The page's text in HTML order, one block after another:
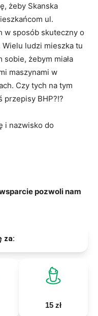
żeby Skanska
ul.
w sposób skuteczny o
ludzi mieszka tu
sobie, żebym miała
maszynami w
Czy tych na tym
przepisy BHP?!?
i nazwisko do
pozwoli nam
za:
15 zł